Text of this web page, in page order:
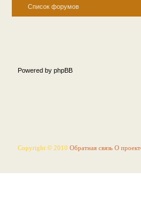
Список форумов
Powered by phpBB
Copyright © 2010 Обратная связь О